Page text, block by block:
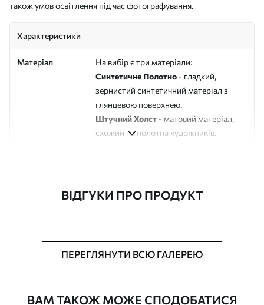
також умов освітлення під час фотографування.
Характеристики
Матеріал
На вибір є три матеріали:
Синтетичне Полотно - гладкий,
зернистий синтетичний матеріал з
глянцевою поверхнею.
Штучний Холст - матовий матеріал,
схожий на полотна художників.
Додатково Можна додати лакове покриття.
ВІДГУКИ ПРО ПРОДУКТ
ПЕРЕГЛЯНУТИ ВСЮ ГАЛЕРЕЮ
ВАМ ТАКОЖ МОЖЕ СПОДОБАТИСЯ